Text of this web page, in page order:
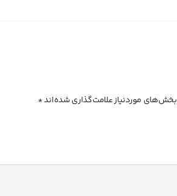
بخش‌های موردنیاز علامت‌گذاری شده‌اند*